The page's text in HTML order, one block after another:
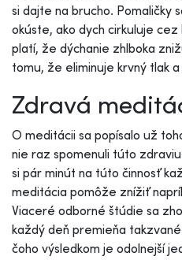
si dajte na brucho. Pomaličky
okúste, ako dych cirkuluje
platí, že dýchanie zhlboka
tomu, že eliminuje krvný tlak
Zdravá
O meditácii sa popísalo už
nie raz spomenuli túto
si pár minút na túto činnosť
meditácia pomôže znížiť
Viaceré odborné štúdie sa
každý deň premieňa
čoho výsledkom je odolnejší